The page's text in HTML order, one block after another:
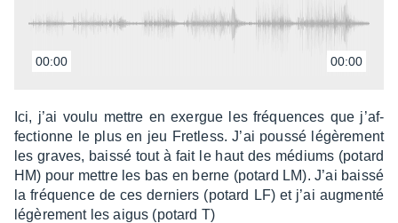
00:00 00:00
Ici, j’ai voulu mettre en exergue les fréquences que j’af­
fec­tionne le plus en jeu Fret­less. J’ai poussé légè­re­ment
les graves, baissé tout à fait le haut des médiums (potard
HM) pour mettre les bas en berne (potard LM). J’ai baissé
la fréquence de ces derniers (potard LF) et j’ai augmenté
légè­re­ment les aigus (potard T)